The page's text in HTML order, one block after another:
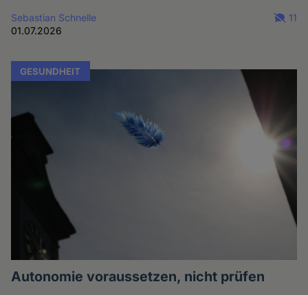
Sebastian Schnelle
01.07.2026
11
GESUNDHEIT
Autonomie voraussetzen, nicht prüfen